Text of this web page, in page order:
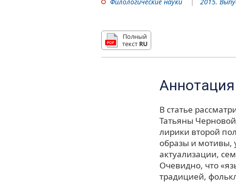
Полный
текст RU
Аннотация
В статье
Татьяны
лирики второй
образы и мотивы,
актуализации,
Очевидно, что
традицией,